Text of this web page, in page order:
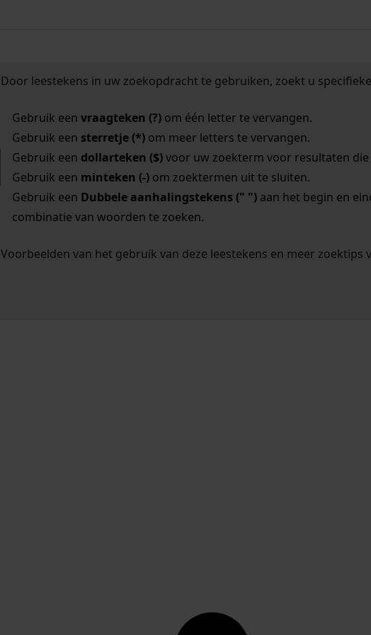
Door leestekens in uw zoekopdracht te gebruiken, zoekt u
Gebruik een vraagteken (?)om één letter te vervangen.
Gebruik een sterretje (*)om meer letters te vervangen.
Gebruik een dollarteken ($)voor uw zoekterm voor resultaten die
Gebruik een minteken (-)om zoektermen uit te sluiten.
Gebruik een Dubbele aanhalingstekens (" ")aan het begin en
combinatie van woorden te zoeken.
Voorbeelden van het gebruik van deze leestekens en meer zoektips